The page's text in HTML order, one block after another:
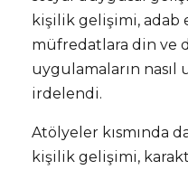
kişilik gelişimi,
müfredatlara din ve
uygulamaların nasıl
irdelendi.
Atölyeler kısmında
kişilik gelişimi,